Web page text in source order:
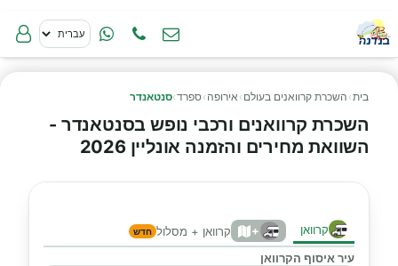
בית› השכרת קרוואנים בעולם › אירופה ›ספרד›סנטאנדר
השכרת קרוואנים ורכבי נופש בסנטאנדר -
השוואת מחירים והזמנה אונליין 2026
קרוואן + קרוואן + מסלול חדש
עיר איסוף הקרוואן